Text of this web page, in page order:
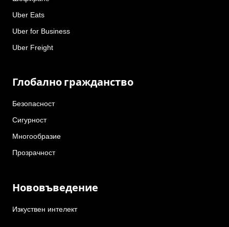
Uber Eats
Uber for Business
Uber Freight
Глобално гражданство
Безопасност
Сигурност
Многообразие
Прозрачност
Нововъведение
Изкуствен интелект